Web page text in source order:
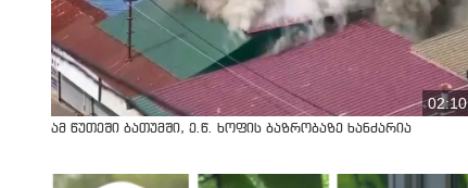
02:10
ამ წუთეში ბათუმში, ე.წ. ხოფის ბაზრობაზე ხანძარია